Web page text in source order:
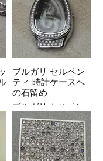
ブルガリ セルペン
ティ 時計ケースへ
の石留め
ブルガリ セルペン
ティ 時計ケースへ
の石留め